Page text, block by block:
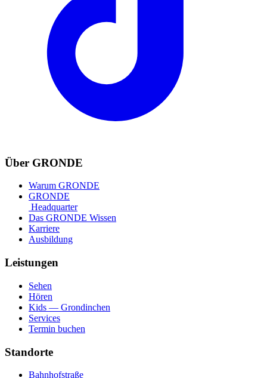
Über GRONDE
Warum GRONDE
GRONDE
Headquarter
Das GRONDE Wissen
Karriere
Ausbildung
Leistungen
Sehen
Hören
Kids — Grondinchen
Services
Termin buchen
Standorte
Bahnhofstraße